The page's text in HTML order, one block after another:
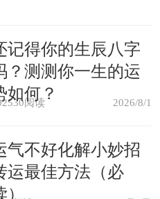
做饭主求职，预示
虽然机会不多，但
机会就可以有很不
饭，预示要当班干
记得你的生辰八字
？测测你一生的运
如何？
阅读 2026/8/1
气不好化解小妙招
运最佳方法（必
）